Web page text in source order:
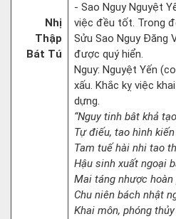
Nhị
Thập
Bát Tú
- Sao Nguy Nguyệt
việc đều tốt. Trong
Sửu Sao Nguy Đăng
được quý hiển.
Nguy: Nguyệt Yến
xấu. Khắc kỵ việc
dựng.
“Nguy tinh bât khả
Tự điếu, tao hình
Tam tuế hài nhi tao
Hậu sinh xuất ngoại
Mai táng nhược hoàn
Chu niên bách nhật
Khai môn, phóng